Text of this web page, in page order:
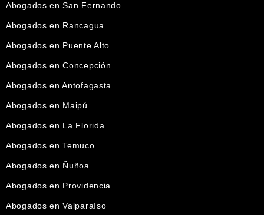
Abogados en San Fernando
Abogados en Rancagua
Abogados en Puente Alto
Abogados en Concepción
Abogados en Antofagasta
Abogados en Maipú
Abogados en La Florida
Abogados en Temuco
Abogados en Ñuñoa
Abogados en Providencia
Abogados en Valparaíso